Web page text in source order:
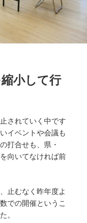
小して行
されていく中です
イベントや会議も
打合せも、県・
向いてなければ前
止むなく昨年度よ
での開催というこ
。